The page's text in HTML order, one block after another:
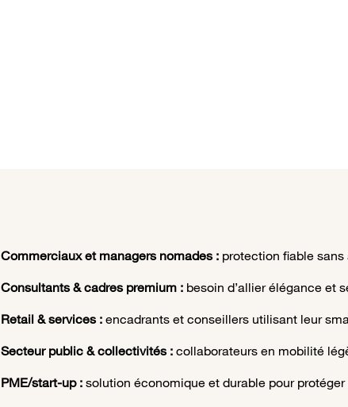
Commerciaux et managers nomades : protection fiable
Consultants & cadres premium : besoin d’allier élégance et
Retail & services : encadrants et conseillers utilisant leur
Secteur public & collectivités : collaborateurs en mobilité
PME/start-up : solution économique et durable pour